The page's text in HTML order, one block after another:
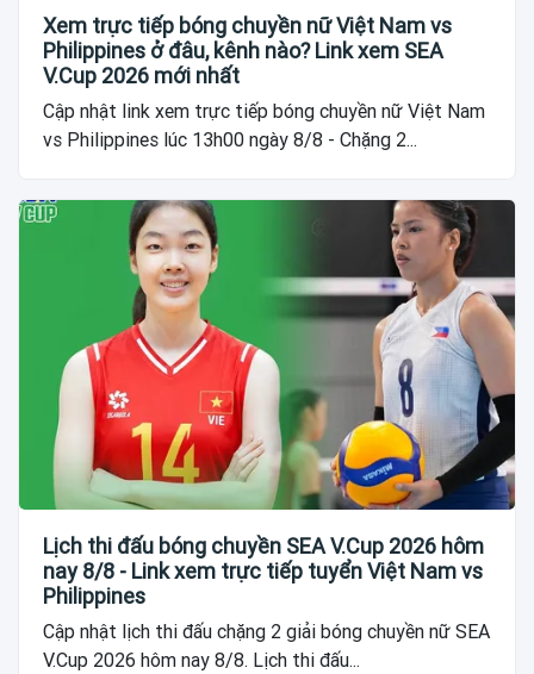
Xem trực tiếp bóng chuyền nữ Việt Nam vs
Philippines ở đâu, kênh nào? Link xem SEA
V.Cup 2026 mới nhất
Cập nhật link xem trực tiếp bóng chuyền nữ Việt Nam
vs Philippines lúc 13h00 ngày 8/8 - Chặng 2...
Lịch thi đấu bóng chuyền SEA V.Cup 2026 hôm
nay 8/8 - Link xem trực tiếp tuyển Việt Nam vs
Philippines
Cập nhật lịch thi đấu chặng 2 giải bóng chuyền nữ SEA
V.Cup 2026 hôm nay 8/8. Lịch thi đấu...